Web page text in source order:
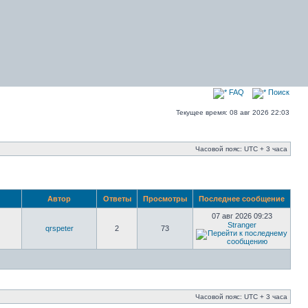
FAQ Поиск
Текущее время: 08 авг 2026 22:03
Часовой пояс: UTC + 3 часа
Автор Ответы Просмотры Последнее сообщение
qrspeter 2 73
07 авг 2026 09:23
Stranger
Часовой пояс: UTC + 3 часа